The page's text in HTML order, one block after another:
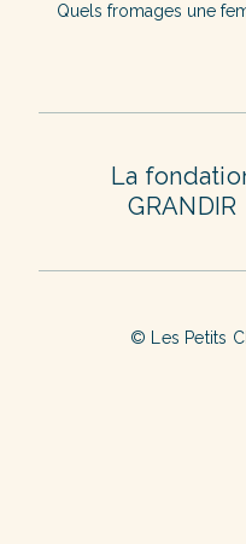
Quels fromages une
La
GRANDIR
© Les Petits